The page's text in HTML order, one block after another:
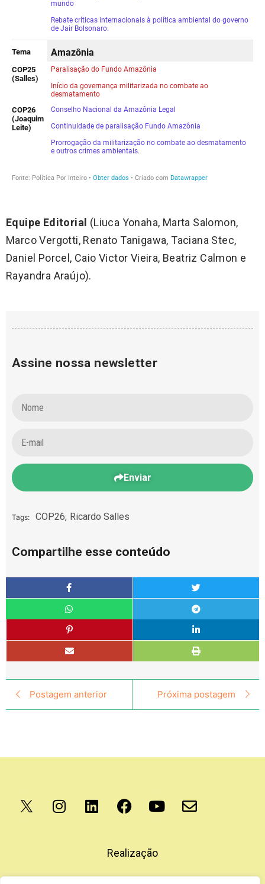
Equipe Editorial (Liuca Yonaha, Marta Salomon,
Marco Vergotti, Renato Tanigawa, Taciana Stec,
Daniel Porcel, Caio Victor Vieira, Beatriz Calmon e
Rayandra Araújo).
Assine nossa newsletter
Enviar
Tags: COP26, Ricardo Salles
Compartilhe esse conteúdo
Postagem anterior Próxima postagem
Realização